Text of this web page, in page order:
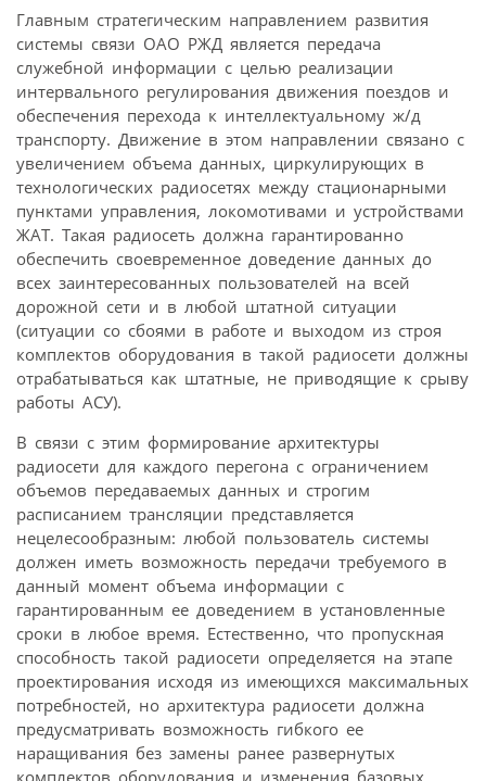
Главным стратегическим направлением развития
системы связи ОАО РЖД является передача
служебной информации с целью реализации
интервального регулирования движения поездов и
обеспечения перехода к интеллектуальному ж/д
транспорту. Движение в этом направлении связано с
увеличением объема данных, циркулирующих в
технологических радиосетях между стационарными
пунктами управления, локомотивами и устройствами
ЖАТ. Такая радиосеть должна гарантированно
обеспечить своевременное доведение данных до
всех заинтересованных пользователей на всей
дорожной сети и в любой штатной ситуации
(ситуации со сбоями в работе и выходом из строя
комплектов оборудования в такой радиосети должны
отрабатываться как штатные, не приводящие к срыву
работы АСУ).
В связи с этим формирование архитектуры
радиосети для каждого перегона с ограничением
объемов передаваемых данных и строгим
расписанием трансляции представляется
нецелесообразным: любой пользователь системы
должен иметь возможность передачи требуемого в
данный момент объема информации с
гарантированным ее доведением в установленные
сроки в любое время. Естественно, что пропускная
способность такой радиосети определяется на этапе
проектирования исходя из имеющихся максимальных
потребностей, но архитектура радиосети должна
предусматривать возможность гибкого ее
наращивания без замены ранее развернутых